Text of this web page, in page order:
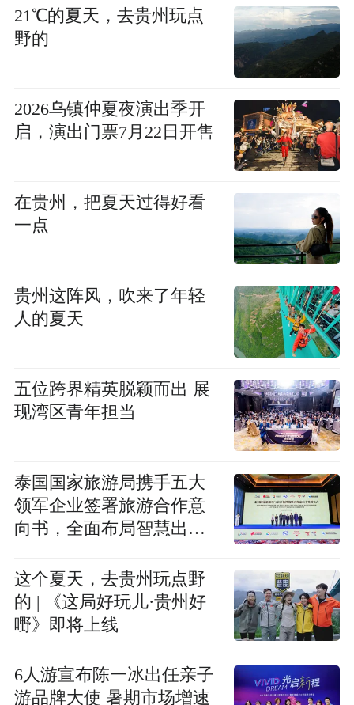
21℃的夏天，去贵州玩点
野的
2026乌镇仲夏夜演出季开
启，演出门票7月22日开售
在贵州，把夏天过得好看
一点
贵州这阵风，吹来了年轻
人的夏天
五位跨界精英脱颖而出 展
现湾区青年担当
泰国国家旅游局携手五大
领军企业签署旅游合作意
向书，全面布局智慧出行
这个夏天，去贵州玩点野
的 | 《这局好玩儿·贵州好
嘢》即将上线
6人游宣布陈一冰出任亲子
游品牌大使 暑期市场增速